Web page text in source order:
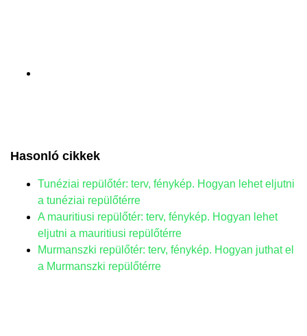
Hasonló cikkek
Tunéziai repülőtér: terv, fénykép. Hogyan lehet eljutni
a tunéziai repülőtérre
A mauritiusi repülőtér: terv, fénykép. Hogyan lehet
eljutni a mauritiusi repülőtérre
Murmanszki repülőtér: terv, fénykép. Hogyan juthat el
a Murmanszki repülőtérre